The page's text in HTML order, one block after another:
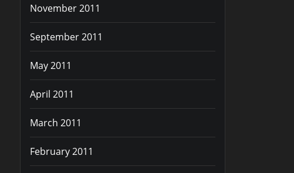
November 2011
September 2011
May 2011
April 2011
March 2011
February 2011